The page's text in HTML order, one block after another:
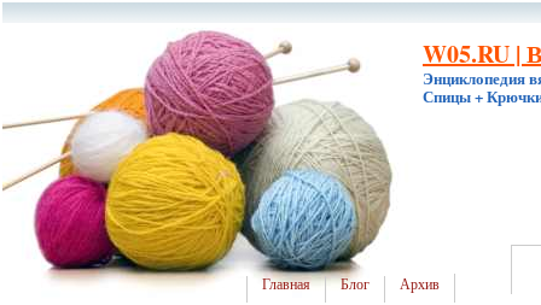
W05.RU |
Энциклопедия
Спицы +
Главная Блог Архив